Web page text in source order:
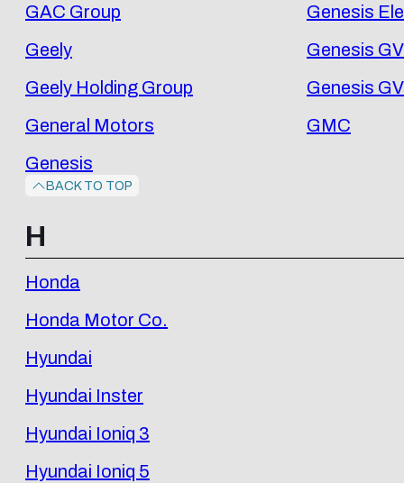
GAC Group
Geely
Geely Holding Group
General Motors
Genesis
Genesis
Genesis
Genesis
GMC
BACK TO TOP
H
Honda
Honda Motor Co.
Hyundai
Hyundai Inster
Hyundai Ioniq 3
Hyundai Ioniq 5